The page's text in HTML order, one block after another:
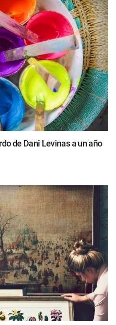
de Dani Levinas a un año